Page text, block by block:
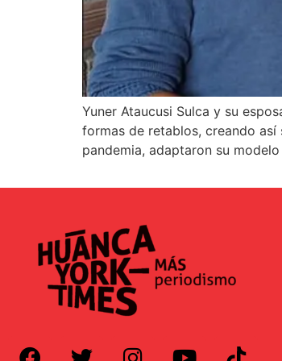
Yuner Ataucusi Sulca y su
formas de retablos, creando así
pandemia, adaptaron su